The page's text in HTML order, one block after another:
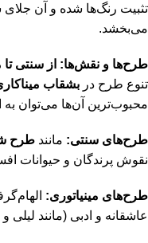
تثبیت رنگ‌ها شده و آن جلای
می‌بخشد.
طرح‌ها و نقش‌ها: از سنتی تا
تنوع طرح در بشقاب
محبوب‌ترین آن‌ها می‌توان به
طرح‌های سنتی: مانند طرح
نقوش پرندگان و حیوانات
طرح‌های مینیاتوری:
عاشقانه و ادبی (مانند